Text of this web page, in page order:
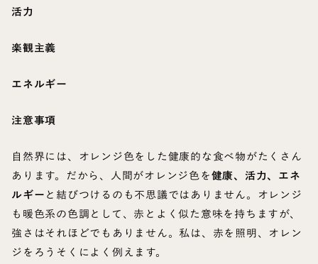
活力
楽観主義
エネルギー
注意事項
自然界には、オレンジ色をした健康的な食べ物がたくさん
あります。だから、人間がオレンジ色を健康、活力、エネ
ルギーと結びつけるのも不思議ではありません。オレンジ
も暖色系の色調として、赤とよく似た意味を持ちますが、
強さはそれほどでもありません。私は、赤を照明、オレン
ジをろうそくによく例えます。